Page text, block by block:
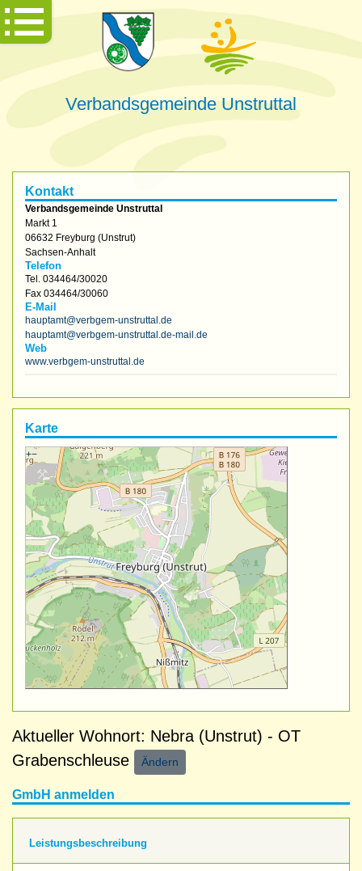
Verbandsgemeinde Unstruttal
Kontakt
Verbandsgemeinde Unstruttal
Markt 1
06632 Freyburg (Unstrut)
Sachsen-Anhalt
Telefon
Tel. 034464/30020
Fax 034464/30060
E-Mail
hauptamt@verbgem-unstruttal.de
hauptamt@verbgem-unstruttal.de-mail.de
Web
www.verbgem-unstruttal.de
Karte
+−
Aktueller Wohnort: Nebra (Unstrut) - OT
Grabenschleuse
Ändern
GmbH anmelden
Leistungsbeschreibung